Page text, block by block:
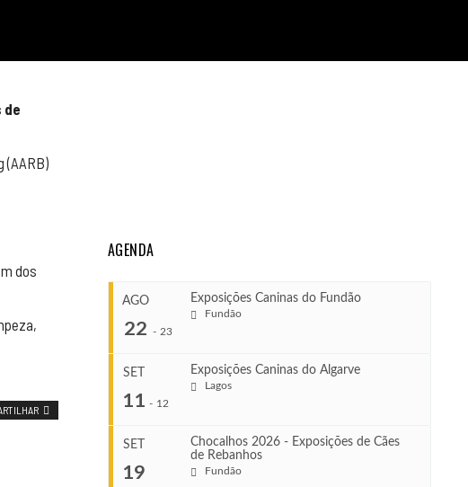
de
(AARB)
dos
AGENDA
AGO
22 - 23
Exposições Caninas do Fundão
Fundão
Ago 22, 2026
SET
11 - 12
Exposições Caninas do Algarve
Lagos
SET
19
Chocalhos 2026 - Exposições de Cães
de Rebanhos
Fundão